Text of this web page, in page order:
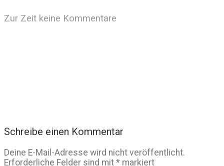
Zur Zeit keine Kommentare
Schreibe einen Kommentar
Deine E-Mail-Adresse wird nicht veröffentlicht.
Erforderliche Felder sind mit * markiert